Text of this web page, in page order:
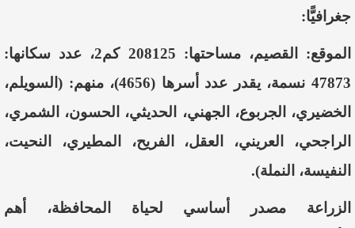
جغرافيًّا:
الموقع: القصيم، مساحتها: 208125 كم2، عدد سكانها:
47873 نسمة، يقدر عدد أسرها (4656)، منهم: (السويلم،
الخضيري، الجربوع، الجهني، الحديثي، الحسون، الشمري،
الراجحي، العريني، العقل، الفريح، المطيري، النحيت،
النفيسة، النملة).
الزراعة مصدر أساسي لحياة المحافظة، أهم